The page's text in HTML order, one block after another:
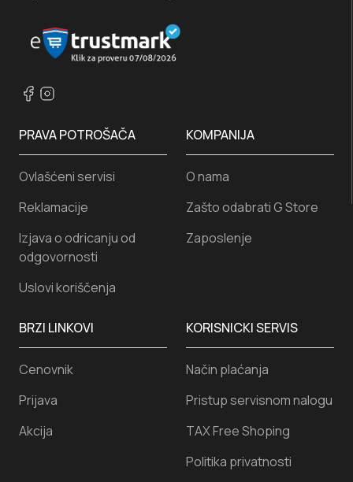
KORISNICKI SERVIS
Način plaćanja
Pristup servisnom nalogu
TAX Free Shoping
Politika privatnosti
PRAVA POTROŠAČA
Ovlašćeni servisi
Reklamacije
Izjava o odricanju od
odgovornosti
Uslovi koriščenja
KOMPANIJA
O nama
Zašto odabrati G Store
Zaposlenje
BRZI LINKOVI
Cenovnik
Prijava
Akcija